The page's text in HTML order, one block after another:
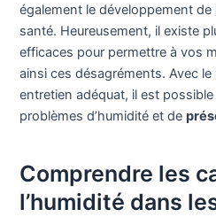
également le développement
santé. Heureusement, il existe
efficaces pour permettre à vos
ainsi ces désagréments. Avec
entretien adéquat, il est
problèmes d’humidité et de
Comprendre les
l’humidité dans